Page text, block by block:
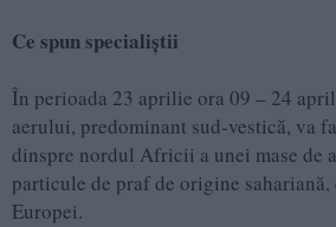
Ce spun specialiștii
În perioada 23 aprilie ora 09 – 24
aerului, predominant sud-vestică, va
dinspre nordul Africii a unei mase de
particule de praf de origine sahariană,
Europei.